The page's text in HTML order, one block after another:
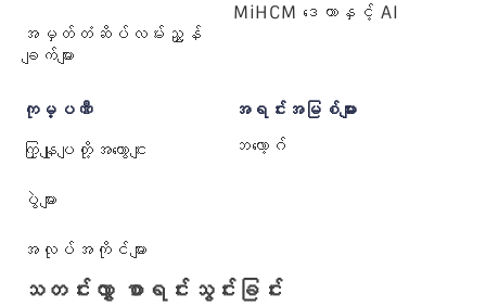
အမှတ်တံဆိပ်လမ်းညွှန်
ချက်များ
MiHCM ဒေတာနှင့် AI
ကုမ္ပဏီ
ကြှနျုပျတို့အကွောငျး
ပွဲများ
အလုပ်အကိုင်များ
အရင်းအမြစ်များ
ဘလော့ဂ်
သတင်းလွှာ စာရင်းသွင်းခြင်း